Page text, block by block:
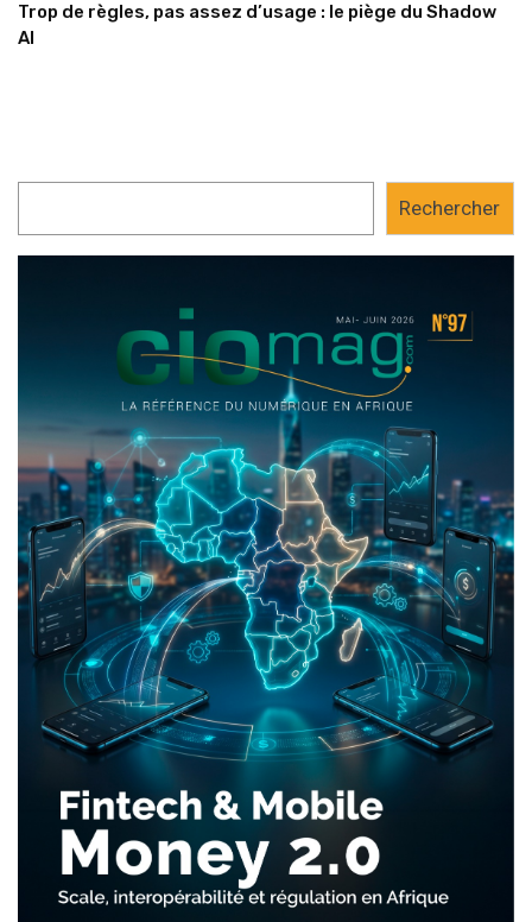
Trop de règles, pas assez d’usage : le piège du Shadow
AI
Rechercher